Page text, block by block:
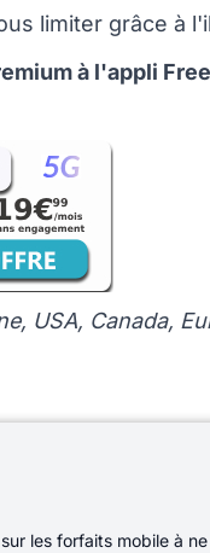
limiter grâce à
à l'appli
USA, Canada,
les forfaits mobile à